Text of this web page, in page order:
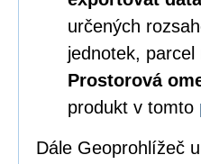
určených
jednotek,
Prostorová
produkt v tomto
Dále Geoprohlížeč